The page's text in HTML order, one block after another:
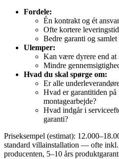
Fordele:
Én kontrakt og ét
Ofte kortere
Bedre garanti og
Ulemper:
Kan være dyrere end at
Mindre
Hvad du skal spørge om:
Er alle
Hvad er garantitiden på
montagearbejde?
Hvad indgår i
garanti?
Priseksempel (estimat):
standard villainstallation — ofte inkl.
producenten, 5–10 års